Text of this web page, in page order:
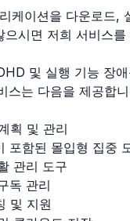
케이션을 다운로드,
으시면 저희 서비스
및 실행 기능 장
스는 다음을 제공합
획 및 관리
포함된 몰입형 집중
관리 도구
독 관리
및 지원